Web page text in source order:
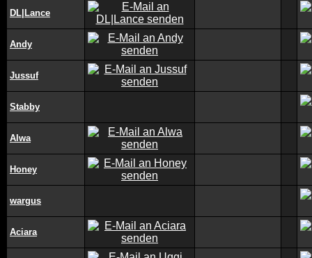
DL|Lance
Andy
Jussuf
Stabby
Alwa
Honey
wargus
Aciara